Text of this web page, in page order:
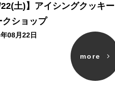
土)】アイシングクッキー
クショップ
08月22日
more